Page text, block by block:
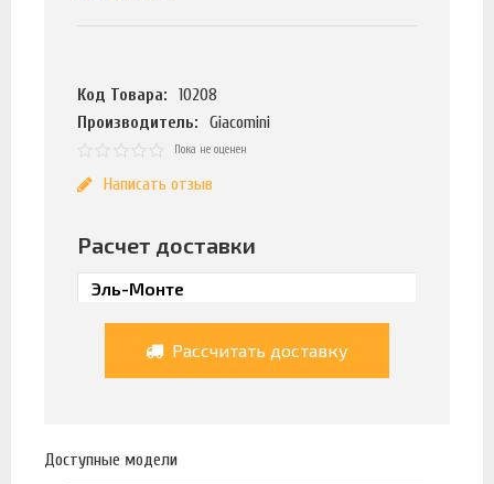
Код Товара:
10208
Производитель:
Giacomini
Пока не оценен
Написать отзыв
Расчет доставки
Рассчитать доставку
Доступные модели